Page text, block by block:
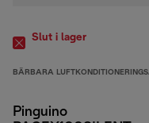
Slut i lager
BÄRBARA
Pinguino